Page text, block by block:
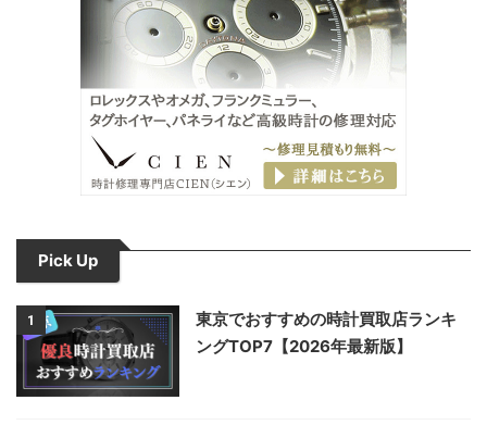
Pick Up
1
東京でおすすめの時計買取店ランキ
ングTOP7【2026年最新版】